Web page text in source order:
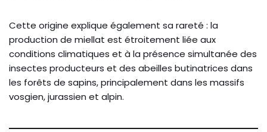
Cette origine explique également sa rareté : la
production de miellat est étroitement liée aux
conditions climatiques et à la présence simultanée des
insectes producteurs et des abeilles butinatrices dans
les forêts de sapins, principalement dans les massifs
vosgien, jurassien et alpin.